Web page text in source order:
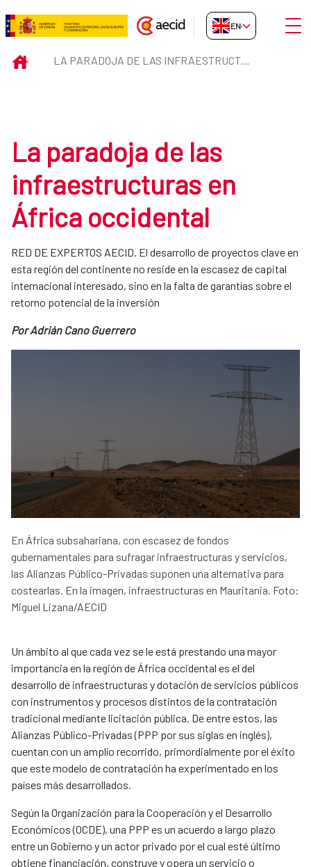
Skip to Main Content
La paradoja de las
EN-GB
INICIO LA PARADOJA DE LAS INFRAESTRUCTURAS EN ÁFRICA OCCIDENTAL
La paradoja de las
infraestructuras en
África occidental
RED DE EXPERTOS AECID. El desarrollo de proyectos clave en
esta región del continente no reside en la escasez de capital
internacional interesado, sino en la falta de garantías sobre el
retorno potencial de la inversión
Por Adrián Cano Guerrero
En África subsahariana, con escasez de fondos
gubernamentales para sufragar infraestructuras y servicios,
las Alianzas Público-Privadas suponen una alternativa para
costearlas. En la imagen, infraestructuras en Mauritania. Foto:
Miguel Lizana/AECID
Un ámbito al que cada vez se le está prestando una mayor
importancia en la región de África occidental es el del
desarrollo de infraestructuras y dotación de servicios públicos
con instrumentos y procesos distintos de la contratación
tradicional mediante licitación pública. De entre estos, las
Alianzas Público-Privadas (PPP por sus siglas en inglés),
cuentan con un amplío recorrido, primordialmente por el éxito
que este modelo de contratación ha experimentado en los
países más desarrollados.
Según la Organización para la Cooperación y el Desarrollo
Económicos (OCDE), una PPP es un acuerdo a largo plazo
entre un Gobierno y un actor privado por el cual esté último
obtiene financiación, construye y opera un servicio o